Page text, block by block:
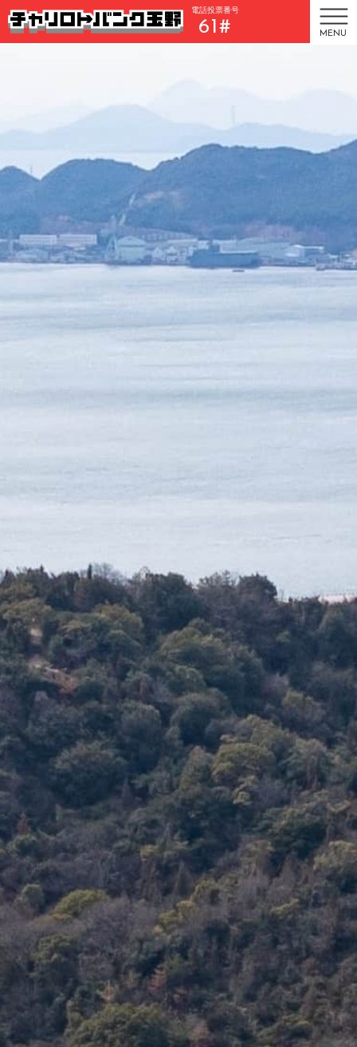
電話投票番号
61# MENU